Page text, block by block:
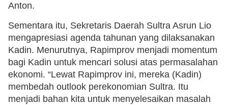
Anton.
Sementara itu, Sekretaris Daerah Sultra Asrun Lio
mengapresiasi agenda tahunan yang dilaksanakan
Kadin. Menurutnya, Rapimprov menjadi momentum
bagi Kadin untuk mencari solusi atas permasalahan
ekonomi. “Lewat Rapimprov ini, mereka (Kadin)
membedah outlook perekonomian Sultra. Itu
menjadi bahan kita untuk menyelesaikan masalah